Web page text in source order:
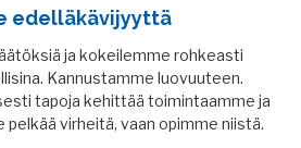
edelläkävijyyttä
ja kokeilemme rohkeasti
Kannustamme luovuuteen.
tapoja kehittää toimintaamme ja
virheitä, vaan opimme niistä.